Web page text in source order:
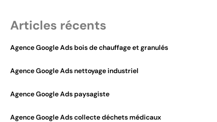
Articles récents
Agence Google Ads bois de chauffage et granulés
Agence Google Ads nettoyage industriel
Agence Google Ads paysagiste
Agence Google Ads collecte déchets médicaux